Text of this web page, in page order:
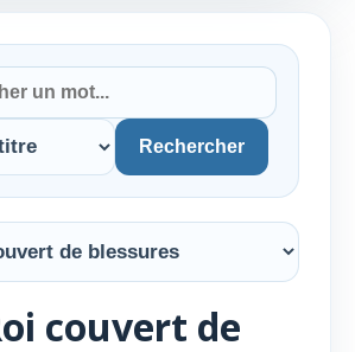
Rechercher
couvert de